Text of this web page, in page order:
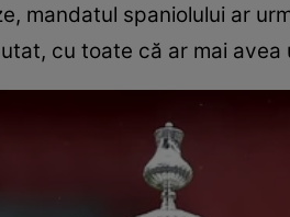
mandatul spaniolului ar
cu toate că ar mai